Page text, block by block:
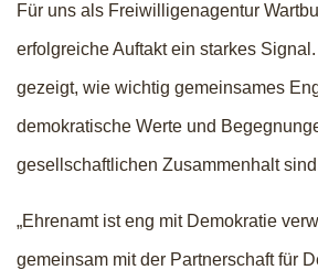
Für uns als Freiwilligenagentur
erfolgreiche Auftakt ein starkes
gezeigt, wie wichtig gemeinsames
demokratische Werte und
gesellschaftlichen Zusammenhalt
„Ehrenamt ist eng mit Demokratie
gemeinsam mit der Partnerschaft für